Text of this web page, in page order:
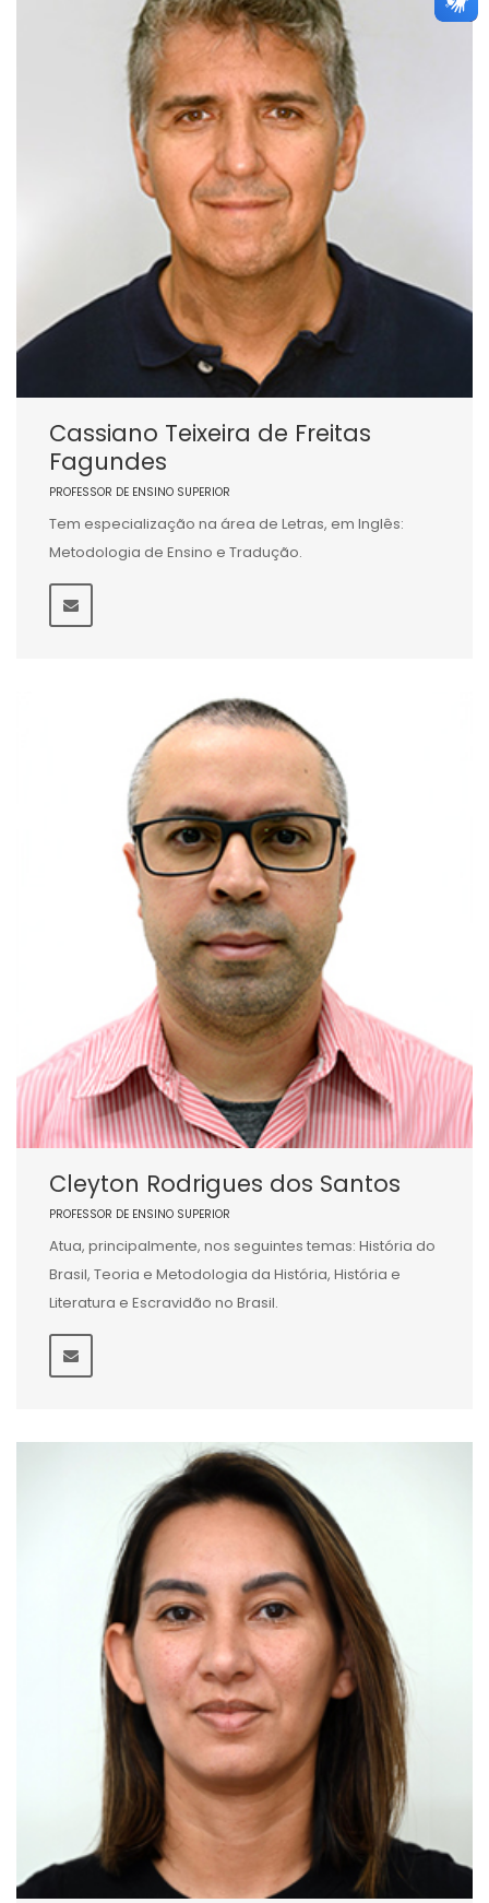
Cassiano Teixeira de Freitas
Fagundes
PROFESSOR DE ENSINO SUPERIOR
Tem especialização na área de Letras, em Inglês:
Metodologia de Ensino e Tradução.
Cleyton Rodrigues dos Santos
PROFESSOR DE ENSINO SUPERIOR
Atua, principalmente, nos seguintes temas: História do
Brasil, Teoria e Metodologia da História, História e
Literatura e Escravidão no Brasil.